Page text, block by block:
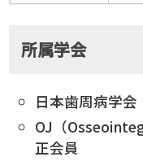
所属学会
日本歯周病学
OJ（
正会員